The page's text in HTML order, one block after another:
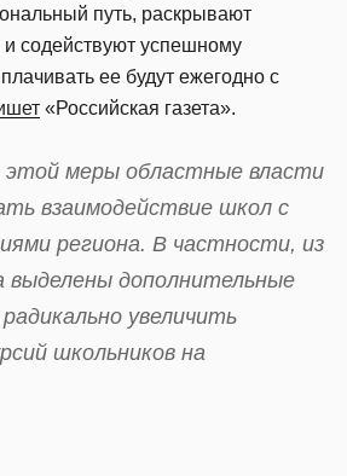
путь, раскрывают
и содействуют успешному
ее будут ежегодно с
«Российская газета».
меры областные власти
взаимодействие школ с
региона. В частности, из
выделены дополнительные
увеличить
школьников на